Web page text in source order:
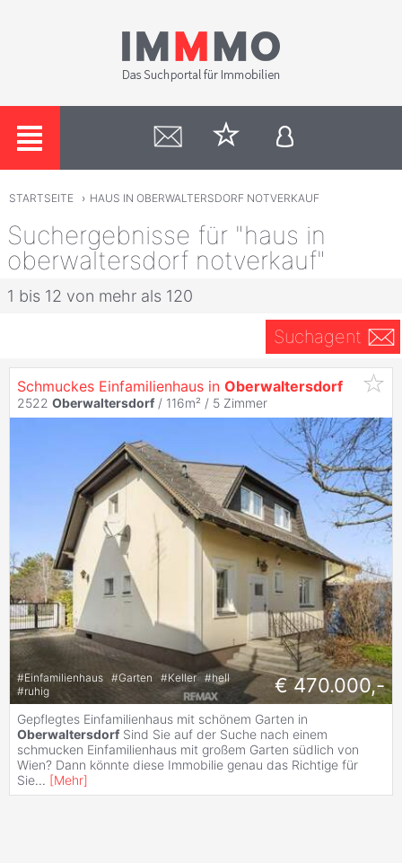
STARTSEITE › HAUS IN OBERWALTERSDORF NOTVERKAUF
Suchergebnisse für "haus in
oberwaltersdorf notverkauf"
1 bis 12 von mehr als 120
Suchagent
Schmuckes Einfamilienhaus in Oberwaltersdorf
2522 Oberwaltersdorf / 116m² / 5 Zimmer
#Einfamilienhaus #Garten #Keller #hell
#ruhig € 470.000,-
Gepflegtes Einfamilienhaus mit schönem Garten in
Oberwaltersdorf Sind Sie auf der Suche nach einem
schmucken Einfamilienhaus mit großem Garten südlich von
Wien? Dann könnte diese Immobilie genau das Richtige für
Sie... [Mehr]